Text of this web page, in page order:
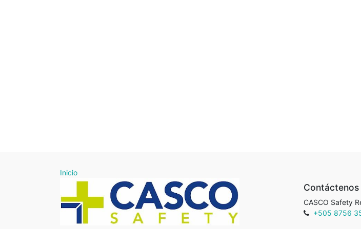
Inicio
Contáctenos
CASCO Safety
+505 8756